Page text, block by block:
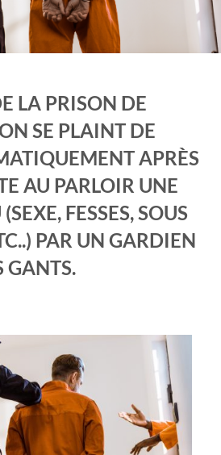
LA PRISON DE
SE PLAINT DE
APRÈS
AU PARLOIR UNE
FESSES, SOUS
PAR UN GARDIEN
GANTS.